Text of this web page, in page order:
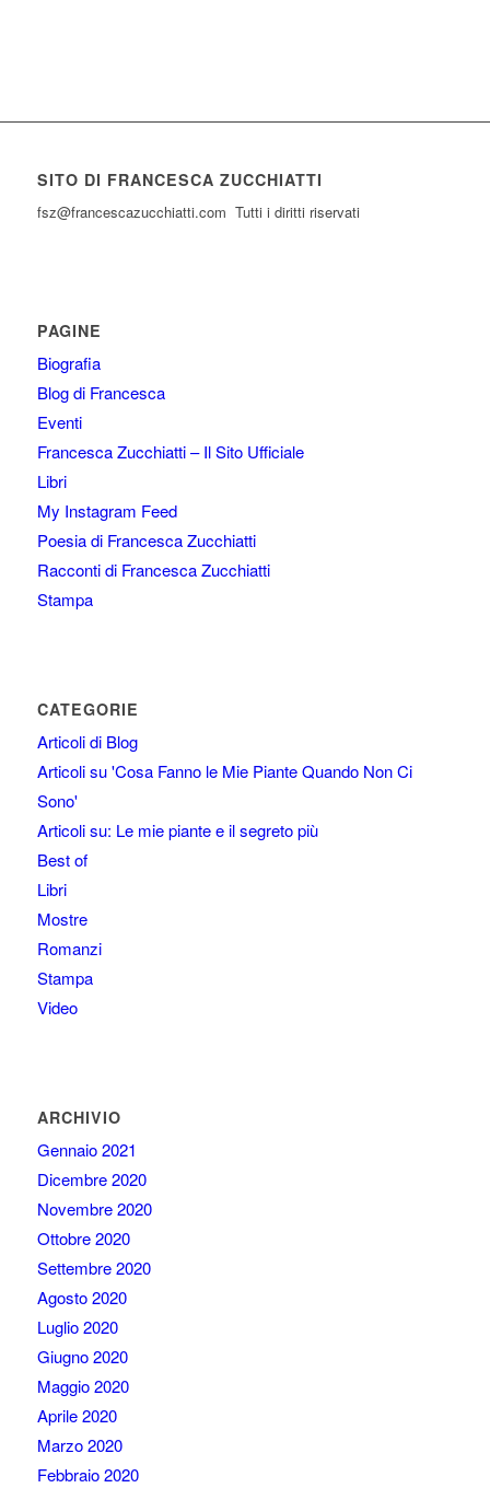
SITO DI FRANCESCA ZUCCHIATTI
fsz@francescazucchiatti.com Tutti i diritti riservati
PAGINE
Biografia
Blog di Francesca
Eventi
Francesca Zucchiatti – Il Sito Ufficiale
Libri
My Instagram Feed
Poesia di Francesca Zucchiatti
Racconti di Francesca Zucchiatti
Stampa
CATEGORIE
Articoli di Blog
Articoli su 'Cosa Fanno le Mie Piante Quando Non Ci
Sono'
Articoli su: Le mie piante e il segreto più
Best of
Libri
Mostre
Romanzi
Stampa
Video
ARCHIVIO
Gennaio 2021
Dicembre 2020
Novembre 2020
Ottobre 2020
Settembre 2020
Agosto 2020
Luglio 2020
Giugno 2020
Maggio 2020
Aprile 2020
Marzo 2020
Febbraio 2020